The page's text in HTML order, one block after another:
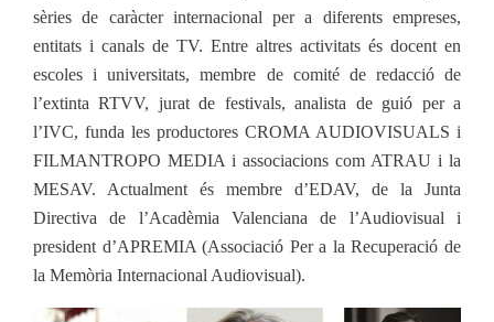
sèries de caràcter internacional per a diferents empreses,
entitats i canals de TV. Entre altres activitats és docent en
escoles i universitats, membre de comité de redacció de
l’extinta RTVV, jurat de festivals, analista de guió per a
l’IVC, funda les productores CROMA AUDIOVISUALS i
FILMANTROPO MEDIA i associacions com ATRAU i la
MESAV. Actualment és membre d’EDAV, de la Junta
Directiva de l’Acadèmia Valenciana de l’Audiovisual i
president d’APREMIA (Associació Per a la Recuperació de
la Memòria Internacional Audiovisual).